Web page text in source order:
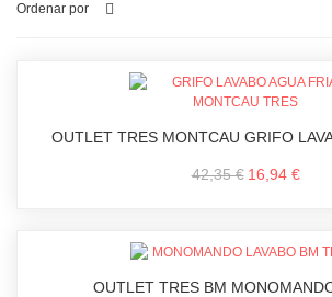
Ordenar por
OUTLET TRES MONTCAU GRIFO
42,35 € 16,94 €
OUTLET TRES BM